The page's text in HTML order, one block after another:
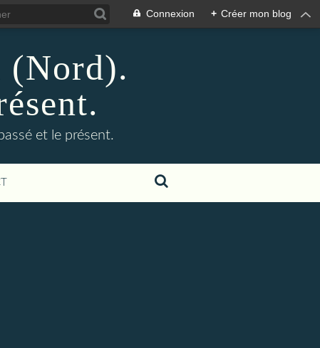
Connexion + Créer mon blog
et le présent.